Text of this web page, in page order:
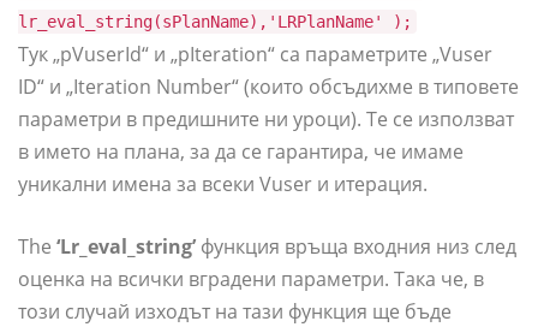
lr_eval_string(sPlanName),'LRPlanName' );
Тук „pVuserId“ и „pIteration“ са параметрите „Vuser
ID“ и „Iteration Number“ (които обсъдихме в типовете
параметри в предишните ни уроци). Те се използват
в името на плана, за да се гарантира, че имаме
уникални имена за всеки Vuser и итерация.
The ‘Lr_eval_string’ функция връща входния низ след
оценка на всички вградени параметри. Така че, в
този случай изходът на тази функция ще бъде